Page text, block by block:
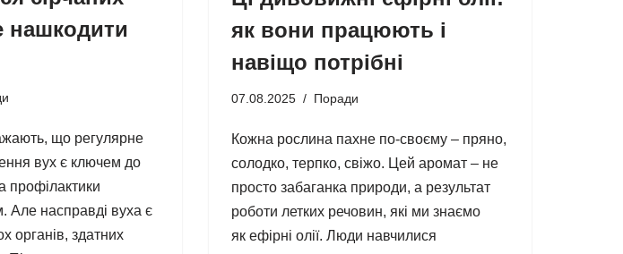
нашкодити
що регулярне
вух є ключем до
профілактики
Але насправді вуха є
органів, здатних
як вони працюють і
навіщо потрібні
07.08.2025 Поради
Кожна рослина пахне по-своєму – пряно,
солодко, терпко, свіжо. Цей аромат – не
просто забаганка природи, а результат
роботи летких речовин, які ми знаємо
як ефірні олії. Люди навчилися